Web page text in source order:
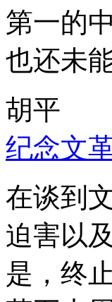
第一的
也还未
胡平
纪念文
在谈到
迫害以
是，终